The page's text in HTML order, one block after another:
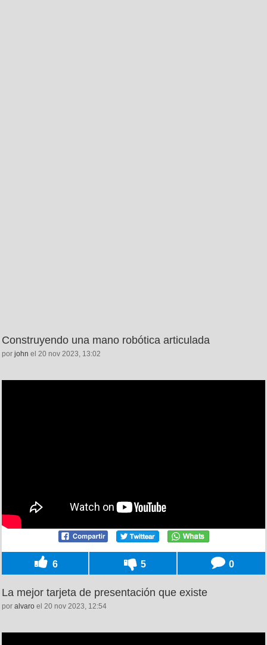
Construyendo una mano robótica articulada
por john el 20 nov 2023, 13:02
6 5 0
La mejor tarjeta de presentación que existe
por alvaro el 20 nov 2023, 12:54